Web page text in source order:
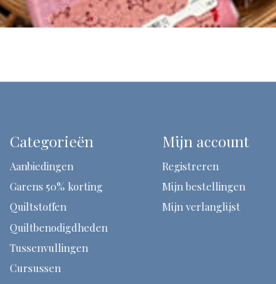
Categorieën
Aanbiedingen
Garens 50% korting
Quiltstoffen
Quiltbenodigdheden
Tussenvullingen
Cursussen
Mijn account
Registreren
Mijn bestellingen
Mijn verlanglijst